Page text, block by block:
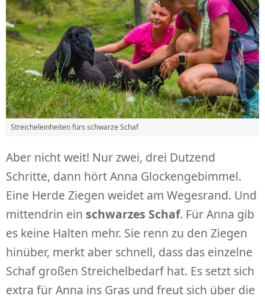
Streicheleinheiten fürs schwarze Schaf
Aber nicht weit! Nur zwei, drei Dutzend
Schritte, dann hört Anna Glockengebimmel.
Eine Herde Ziegen weidet am Wegesrand. Und
mittendrin ein schwarzes Schaf. Für Anna gib
es keine Halten mehr. Sie renn zu den Ziegen
hinüber, merkt aber schnell, dass das einzelne
Schaf großen Streichelbedarf hat. Es setzt sich
extra für Anna ins Gras und freut sich über die